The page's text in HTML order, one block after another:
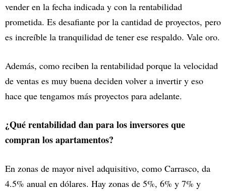
vender en la fecha indicada y con la rentabilidad
prometida. Es desafiante por la cantidad de proyectos, pero
es increíble la tranquilidad de tener ese respaldo. Vale oro.
Además, como reciben la rentabilidad porque la velocidad
de ventas es muy buena deciden volver a invertir y eso
hace que tengamos más proyectos para adelante.
¿Qué rentabilidad dan para los inversores que
compran los apartamentos?
En zonas de mayor nivel adquisitivo, como Carrasco, da
4.5% anual en dólares. Hay zonas de 5%, 6% y 7% y